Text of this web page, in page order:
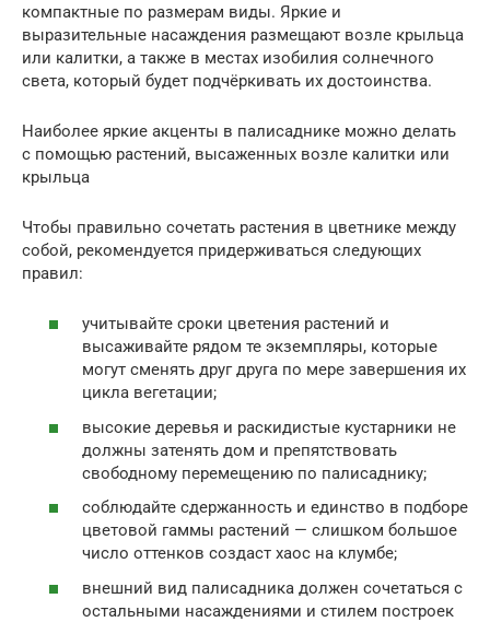
компактные по размерам виды. Яркие и
выразительные насаждения размещают возле крыльца
или калитки, а также в местах изобилия солнечного
света, который будет подчёркивать их достоинства.
Наиболее яркие акценты в палисаднике можно делать
с помощью растений, высаженных возле калитки или
крыльца
Чтобы правильно сочетать растения в цветнике между
собой, рекомендуется придерживаться следующих
правил:
учитывайте сроки цветения растений и
высаживайте рядом те экземпляры, которые
могут сменять друг друга по мере завершения их
цикла вегетации;
высокие деревья и раскидистые кустарники не
должны затенять дом и препятствовать
свободному перемещению по палисаднику;
соблюдайте сдержанность и единство в подборе
цветовой гаммы растений — слишком большое
число оттенков создаст хаос на клумбе;
внешний вид палисадника должен сочетаться с
остальными насаждениями и стилем построек